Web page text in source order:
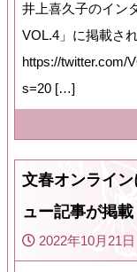
井上喜久子のイン
VOL.4」に掲載さ
https://twitter.com/
s=20 […]
文春オンライ
ュー記事が掲載
2022年10月21日